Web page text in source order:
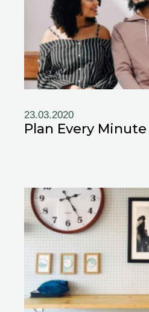
23.03.2020
Plan Every Minute